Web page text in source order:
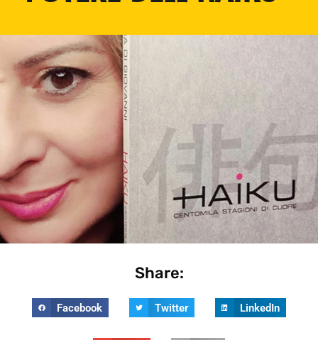
Share:
Facebook Twitter LinkedIn